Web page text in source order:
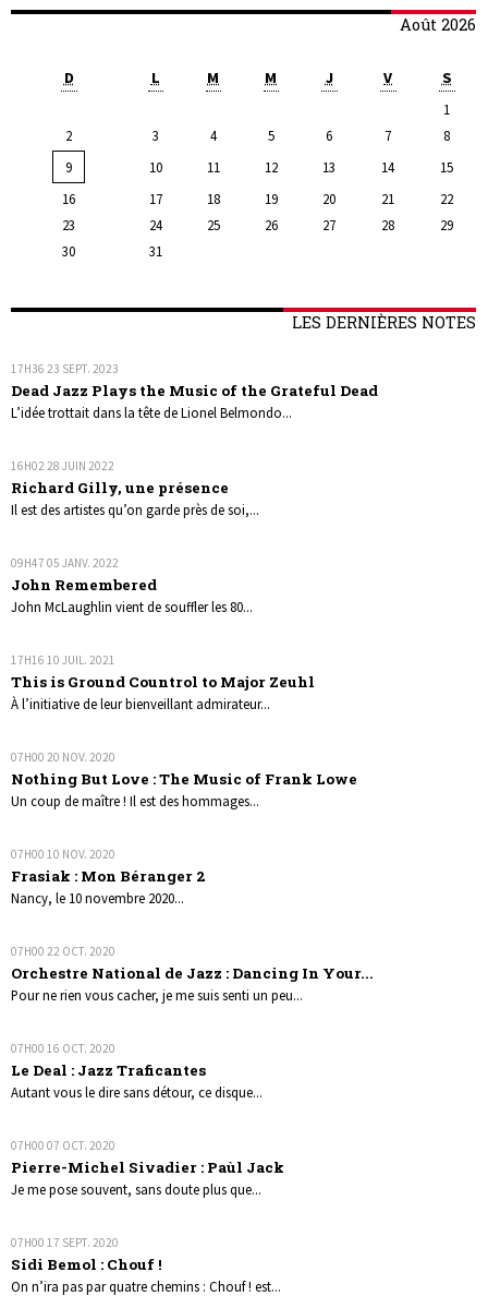
Août 2026
D L M M J V S
1
2
3 4 5 6 7
8
9
10 11 12 13 14
15
16
17 18 19 20 21
22
23
24 25 26 27 28
29
30
31
LES DERNIÈRES NOTES
17H36 23 SEPT. 2023
Dead Jazz Plays the Music of the Grateful Dead
L’idée trottait dans la tête de Lionel Belmondo...
16H02 28 JUIN 2022
Richard Gilly, une présence
Il est des artistes qu’on garde près de soi,...
09H47 05 JANV. 2022
John Remembered
John McLaughlin vient de souffler les 80...
17H16 10 JUIL. 2021
This is Ground Countrol to Major Zeuhl
À l’initiative de leur bienveillant admirateur...
07H00 20 NOV. 2020
Nothing But Love : The Music of Frank Lowe
Un coup de maître ! Il est des hommages...
07H00 10 NOV. 2020
Frasiak : Mon Béranger 2
Nancy, le 10 novembre 2020...
07H00 22 OCT. 2020
Orchestre National de Jazz : Dancing In Your...
Pour ne rien vous cacher, je me suis senti un peu...
07H00 16 OCT. 2020
Le Deal : Jazz Traficantes
Autant vous le dire sans détour, ce disque...
07H00 07 OCT. 2020
Pierre-Michel Sivadier : Paùl Jack
Je me pose souvent, sans doute plus que...
07H00 17 SEPT. 2020
Sidi Bemol : Chouf !
On n’ira pas par quatre chemins : Chouf ! est...